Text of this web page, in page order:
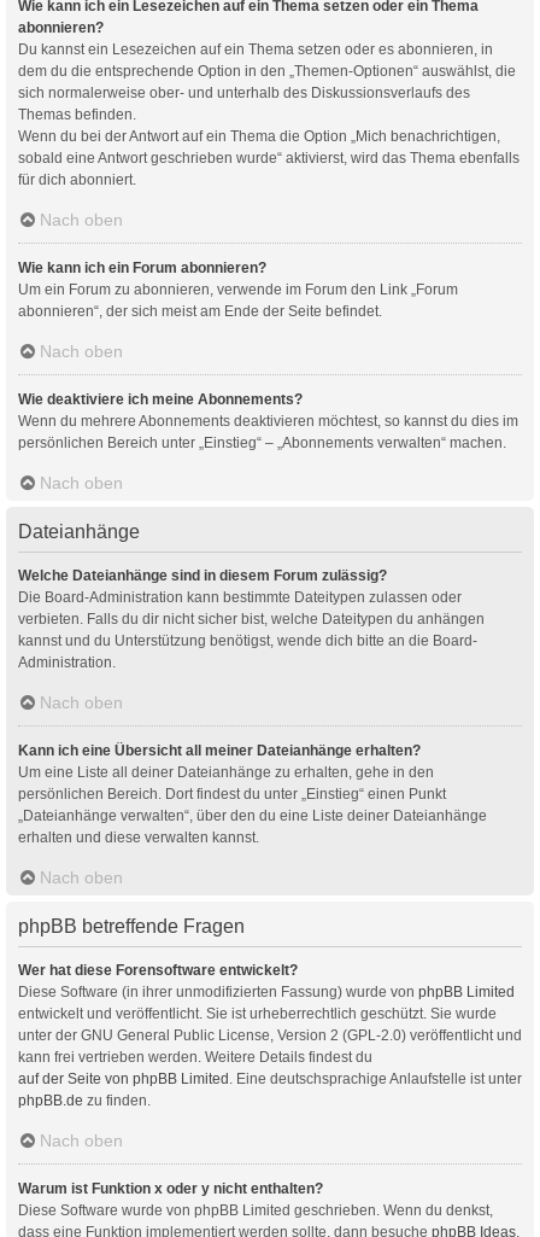
Wie kann ich ein Lesezeichen auf ein Thema setzen oder ein Thema
abonnieren?
Du kannst ein Lesezeichen auf ein Thema setzen oder es abonnieren, in
dem du die entsprechende Option in den „Themen-Optionen“ auswählst, die
sich normalerweise ober- und unterhalb des Diskussionsverlaufs des
Themas befinden.
Wenn du bei der Antwort auf ein Thema die Option „Mich benachrichtigen,
sobald eine Antwort geschrieben wurde“ aktivierst, wird das Thema ebenfalls
für dich abonniert.
Nach oben
Wie kann ich ein Forum abonnieren?
Um ein Forum zu abonnieren, verwende im Forum den Link „Forum
abonnieren“, der sich meist am Ende der Seite befindet.
Nach oben
Wie deaktiviere ich meine Abonnements?
Wenn du mehrere Abonnements deaktivieren möchtest, so kannst du dies im
persönlichen Bereich unter „Einstieg“ – „Abonnements verwalten“ machen.
Nach oben
Dateianhänge
Welche Dateianhänge sind in diesem Forum zulässig?
Die Board-Administration kann bestimmte Dateitypen zulassen oder
verbieten. Falls du dir nicht sicher bist, welche Dateitypen du anhängen
kannst und du Unterstützung benötigst, wende dich bitte an die Board-
Administration.
Nach oben
Kann ich eine Übersicht all meiner Dateianhänge erhalten?
Um eine Liste all deiner Dateianhänge zu erhalten, gehe in den
persönlichen Bereich. Dort findest du unter „Einstieg“ einen Punkt
„Dateianhänge verwalten“, über den du eine Liste deiner Dateianhänge
erhalten und diese verwalten kannst.
Nach oben
phpBB betreffende Fragen
Wer hat diese Forensoftware entwickelt?
Diese Software (in ihrer unmodifizierten Fassung) wurde von phpBB Limited
entwickelt und veröffentlicht. Sie ist urheberrechtlich geschützt. Sie wurde
unter der GNU General Public License, Version 2 (GPL-2.0) veröffentlicht und
kann frei vertrieben werden. Weitere Details findest du
auf der Seite von phpBB Limited . Eine deutschsprachige Anlaufstelle ist unter
phpBB.de zu finden.
Nach oben
Warum ist Funktion x oder y nicht enthalten?
Diese Software wurde von phpBB Limited geschrieben. Wenn du denkst,
dass eine Funktion implementiert werden sollte, dann besuche phpBB Ideas